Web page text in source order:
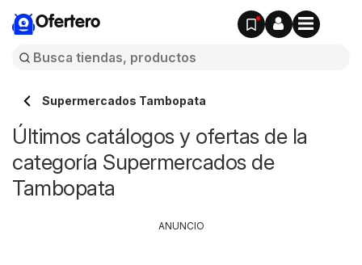
Ofertero
Supermercados Tambopata
Últimos catálogos y ofertas de la
categoría Supermercados de
Tambopata
ANUNCIO